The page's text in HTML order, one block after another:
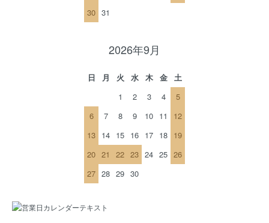
30 31
2026年9月
日 月 火 水 木 金
土
1
2 3 4
5
6
7 8 9 10 11
12
13 14 15 16 17 18 19
20 21 22 23 24 25 26
27 28 29 30